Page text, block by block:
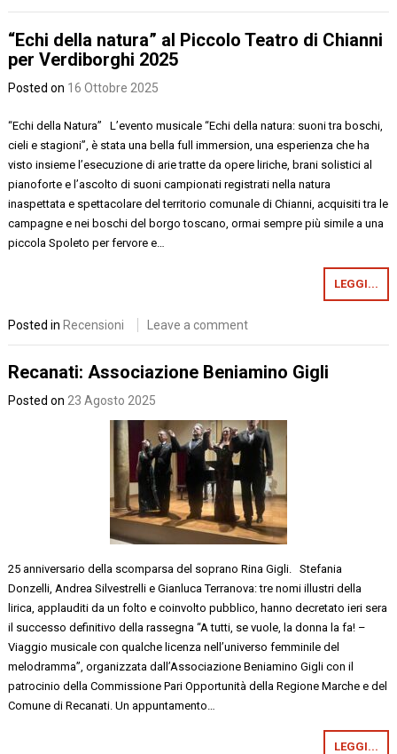
“Echi della natura” al Piccolo Teatro di Chianni
per Verdiborghi 2025
Posted on 16 Ottobre 2025
“Echi della Natura” L’evento musicale “Echi della natura: suoni tra boschi,
cieli e stagioni”, è stata una bella full immersion, una esperienza che ha
visto insieme l’esecuzione di arie tratte da opere liriche, brani solistici al
pianoforte e l’ascolto di suoni campionati registrati nella natura
inaspettata e spettacolare del territorio comunale di Chianni, acquisiti tra le
campagne e nei boschi del borgo toscano, ormai sempre più simile a una
piccola Spoleto per fervore e…
LEGGI...
Posted inRecensioni Leave a comment
Recanati: Associazione Beniamino Gigli
Posted on 23 Agosto 2025
25 anniversario della scomparsa del soprano Rina Gigli. Stefania
Donzelli, Andrea Silvestrelli e Gianluca Terranova: tre nomi illustri della
lirica, applauditi da un folto e coinvolto pubblico, hanno decretato ieri sera
il successo definitivo della rassegna “A tutti, se vuole, la donna la fa! –
Viaggio musicale con qualche licenza nell’universo femminile del
melodramma”, organizzata dall’Associazione Beniamino Gigli con il
patrocinio della Commissione Pari Opportunità della Regione Marche e del
Comune di Recanati. Un appuntamento…
LEGGI...